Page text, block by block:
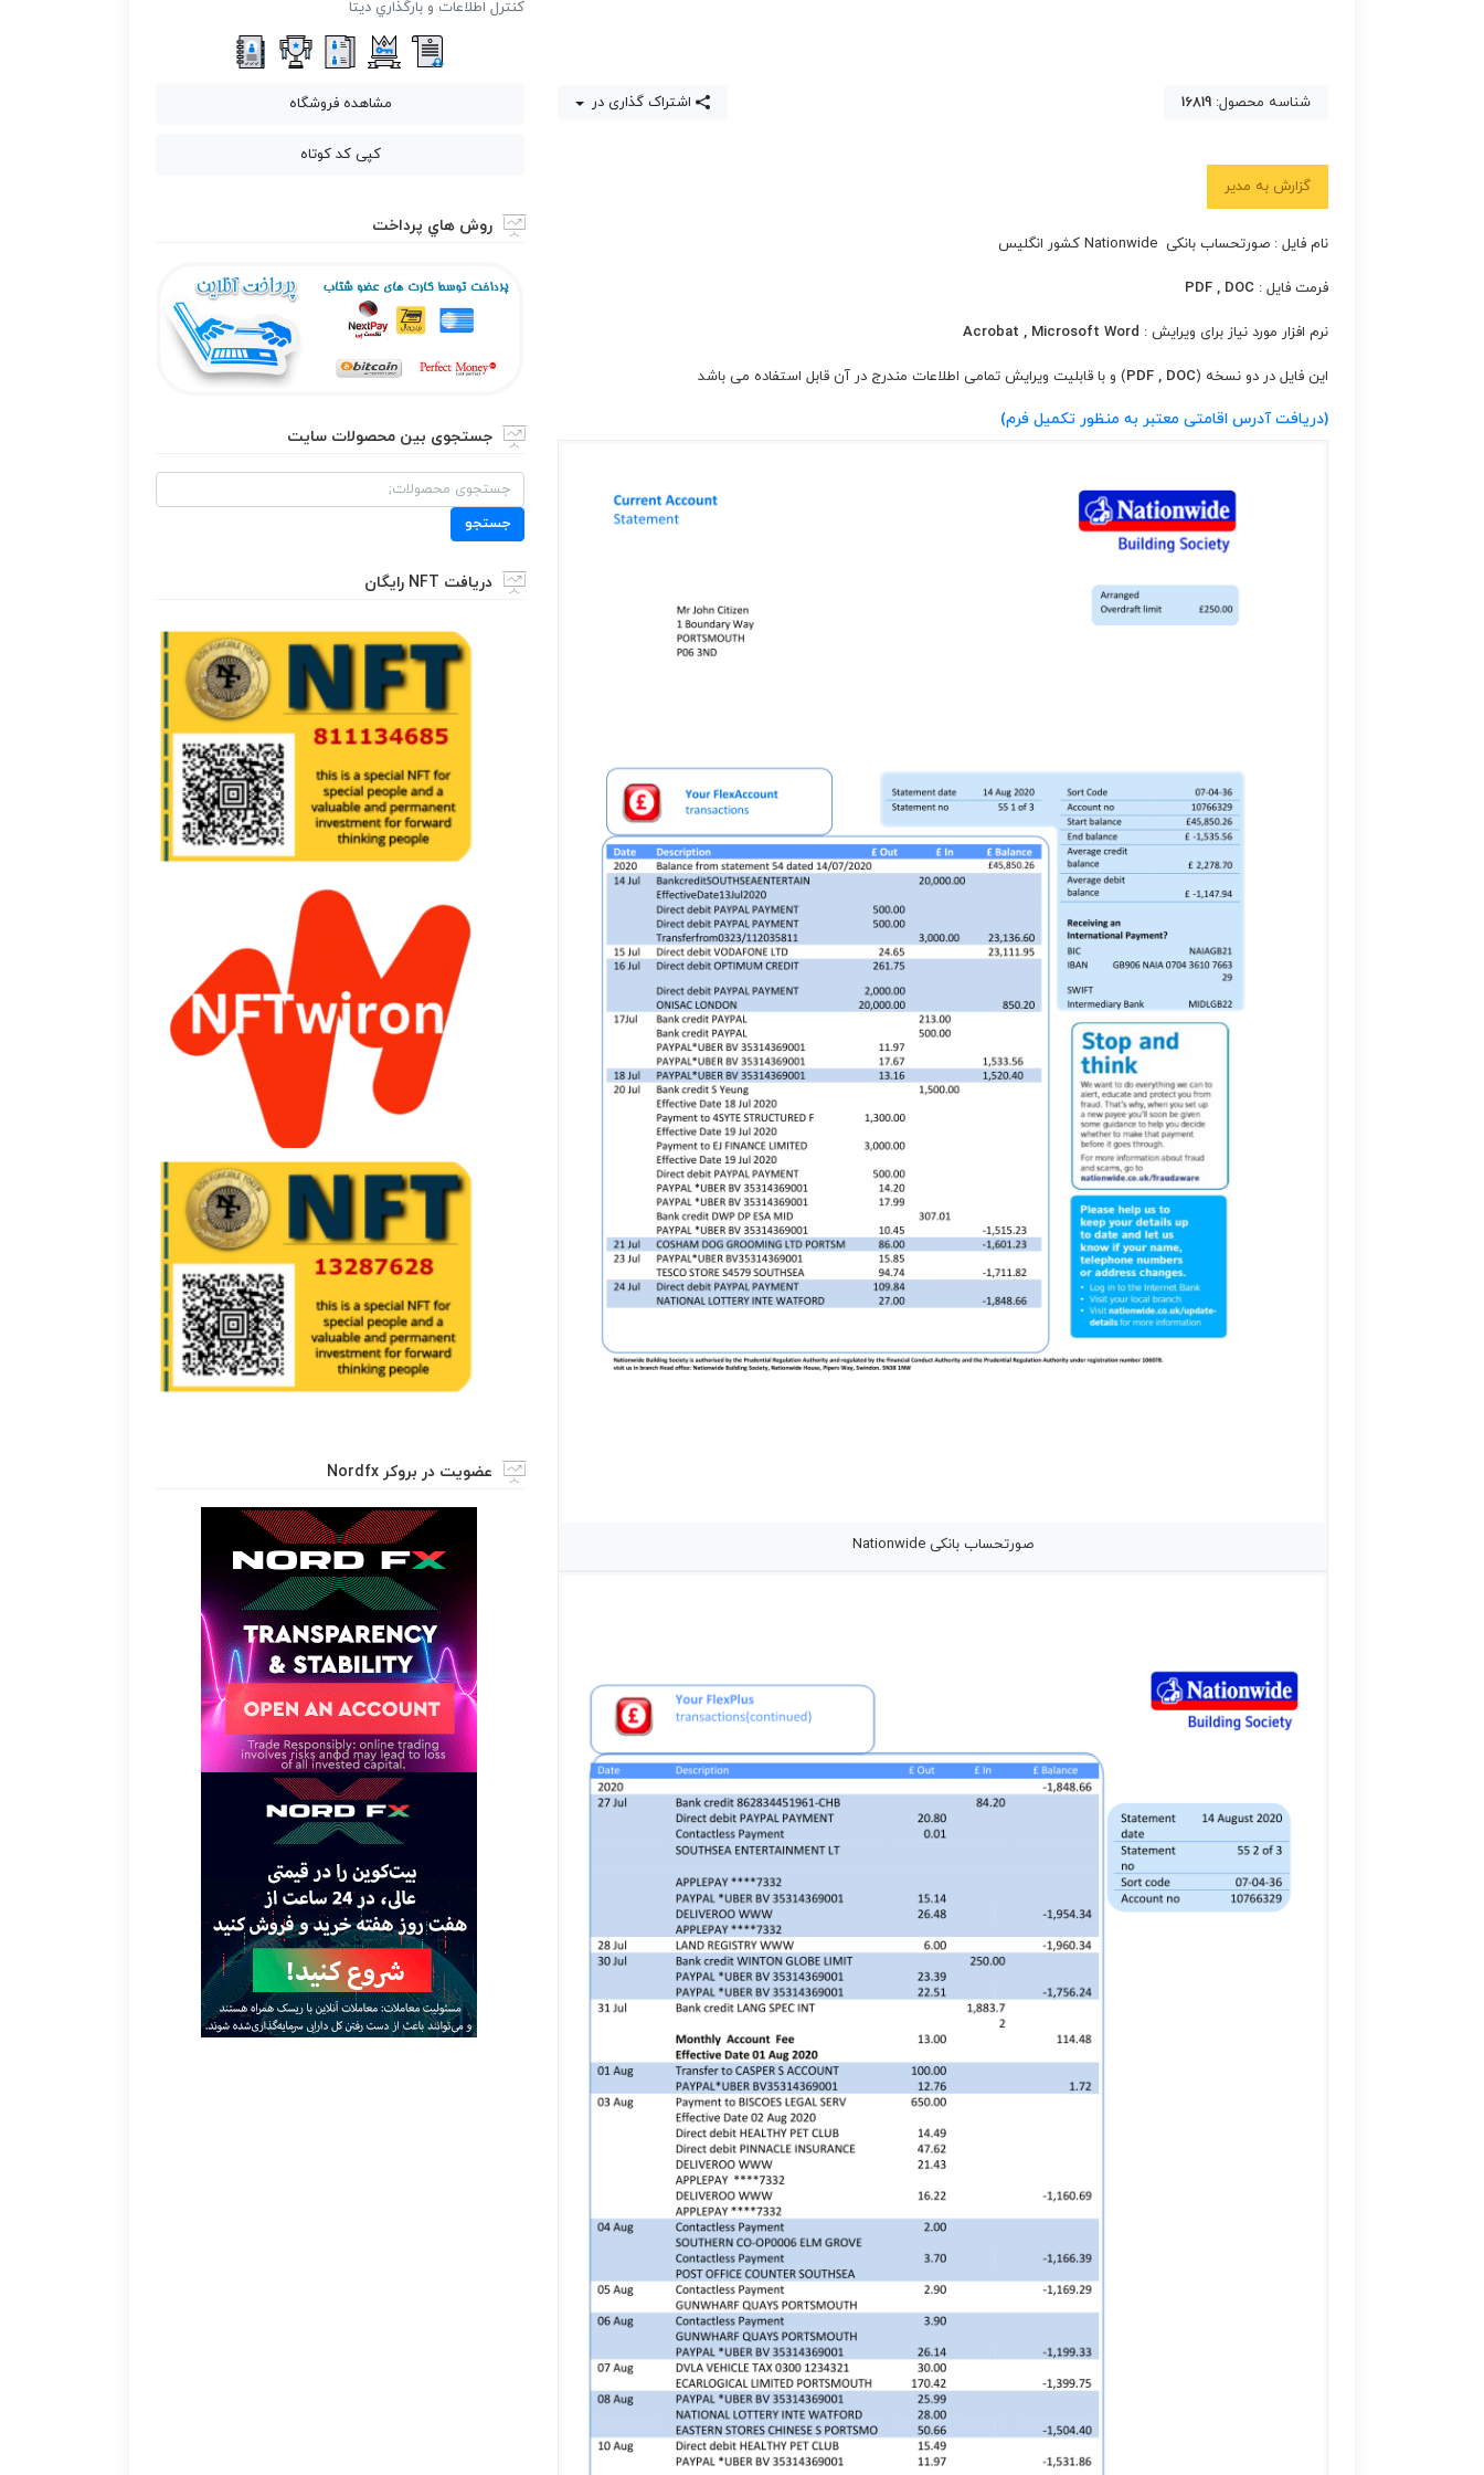
شناسه محصول: 16819 اشتراک گذاری در
گزارش به مدیر
نام فایل : صورتحساب بانکی Nationwide کشور انگلیس
فرمت فایل : PDF , DOC
نرم افزار مورد نیاز برای ویرایش : Acrobat , Microsoft Word
این فایل در دو نسخه (PDF , DOC) و با قابلیت ویرایش تمامی اطلاعات مندرج در آن قابل استفاده می باشد
(دریافت آدرس اقامتی معتبر به منظور تکمیل فرم)
صورتحساب بانکی Nationwide
كنترل اطلاعات و بارگذاري ديتا
مشاهده فروشگاه
کپی کد کوتاه
روش هاي پرداخت
جستجوی بین محصولات سایت
جستجو
برای:
جستجو
دریافت NFT رایگان
عضویت در بروکر Nordfx